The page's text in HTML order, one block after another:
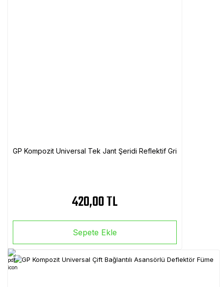
GP Kompozit Universal Tek Jant Şeridi Reflektif Gri
420,00 TL
Sepete Ekle